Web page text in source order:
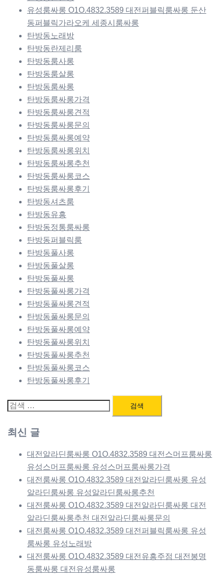
유성룸싸롱 O1O.4832.3589 대전퍼블릭룸싸롱 둔산
동퍼블릭가라오케 세종시룸싸롱
탄방동노래방
탄방동란제리룸
탄방동룸사롱
탄방동룸살롱
탄방동룸싸롱
탄방동룸싸롱가격
탄방동룸싸롱견적
탄방동룸싸롱문의
탄방동룸싸롱예약
탄방동룸싸롱위치
탄방동룸싸롱추천
탄방동룸싸롱코스
탄방동룸싸롱후기
탄방동셔츠룸
탄방동유흥
탄방동정통룸싸롱
탄방동퍼블릭룸
탄방동풀사롱
탄방동풀살롱
탄방동풀싸롱
탄방동풀싸롱가격
탄방동풀싸롱견적
탄방동풀싸롱문의
탄방동풀싸롱예약
탄방동풀싸롱위치
탄방동풀싸롱추천
탄방동풀싸롱코스
탄방동풀싸롱후기
검
최신 글
대전알라딘룸싸롱 O1O.4832.3589 대전스머프룸싸롱
유성스머프룸싸롱 유성스머프룸싸롱가격
대전룸싸롱 O1O.4832.3589 대전알라딘룸싸롱 유성
알라딘룸싸롱 유성알라딘룸싸롱추천
대전룸싸롱 O1O.4832.3589 대전알라딘룸싸롱 대전
알라딘룸싸롱추천 대전알라딘룸싸롱문의
대전룸싸롱 O1O.4832.3589 대전퍼블릭룸싸롱 유성
룸싸롱 유성노래방
대전룸싸롱 O1O.4832.3589 대전유흥주점 대전봉명
동룸싸롱 대전유성룸싸롱